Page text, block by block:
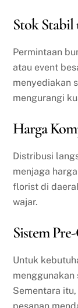
Stok Stabil
Permintaan
atau event
menyediakan
mengurangi
Harga
Distribusi
menjaga
florist di
wajar.
Sistem
Untuk
menggunakan
Sementara
pesanan